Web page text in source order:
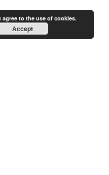
to the use of cookies.
Accept